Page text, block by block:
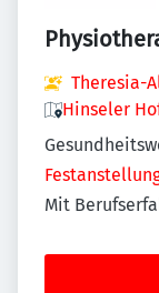
Theresia-
Hinseler
Mit